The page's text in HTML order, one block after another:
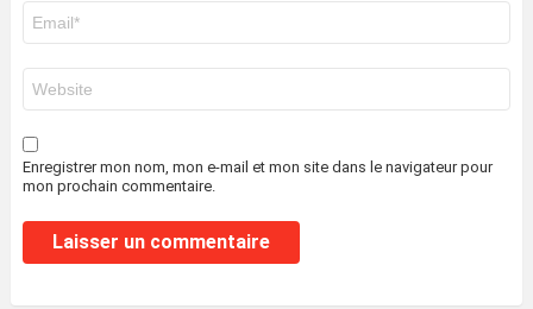
mail
*
web
Enregistrer mon nom, mon e-mail et mon site dans le navigateur pour
mon prochain commentaire.